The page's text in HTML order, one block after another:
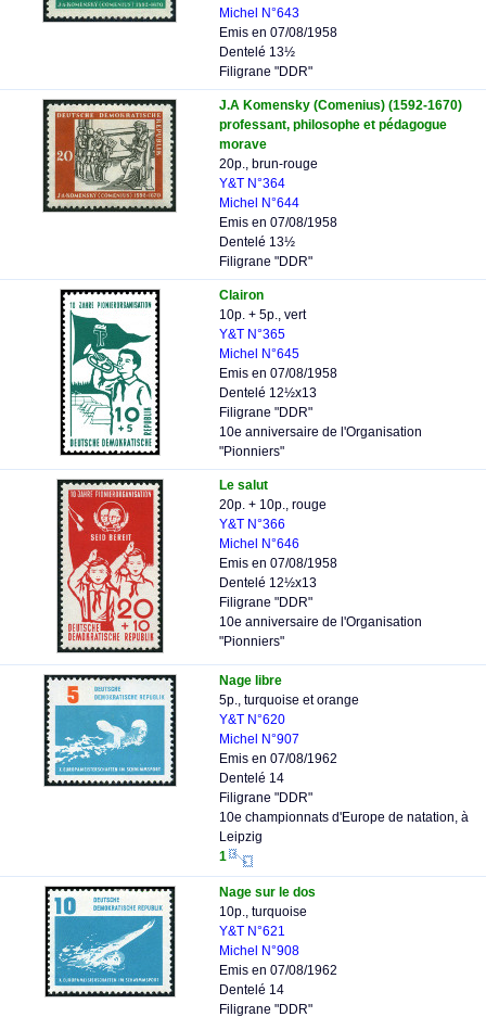
Michel N°643
Emis en 07/08/1958
Dentelé 13½
Filigrane "DDR"
J.A Komensky (Comenius) (1592-1670)
professant, philosophe et pédagogue
morave
20p., brun-rouge
Y&T N°364
Michel N°644
Emis en 07/08/1958
Dentelé 13½
Filigrane "DDR"
Clairon
10p. + 5p., vert
Y&T N°365
Michel N°645
Emis en 07/08/1958
Dentelé 12½x13
Filigrane "DDR"
10e anniversaire de l'Organisation
"Pionniers"
Le salut
20p. + 10p., rouge
Y&T N°366
Michel N°646
Emis en 07/08/1958
Dentelé 12½x13
Filigrane "DDR"
10e anniversaire de l'Organisation
"Pionniers"
Nage libre
5p., turquoise et orange
Y&T N°620
Michel N°907
Emis en 07/08/1962
Dentelé 14
Filigrane "DDR"
10e championnats d'Europe de natation, à
Leipzig
1
Nage sur le dos
10p., turquoise
Y&T N°621
Michel N°908
Emis en 07/08/1962
Dentelé 14
Filigrane "DDR"